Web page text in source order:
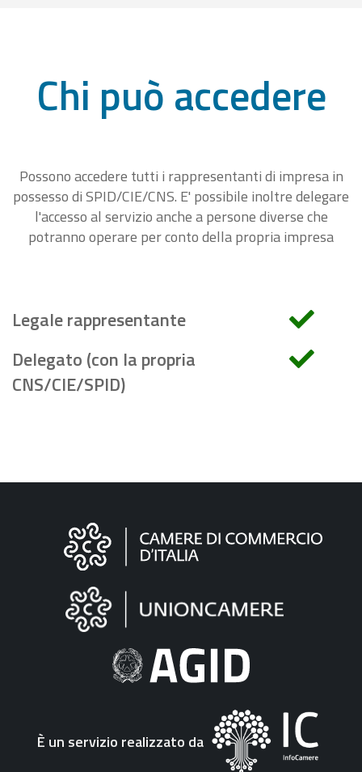
Chi può accedere
Possono accedere tutti i rappresentanti di impresa in
possesso di SPID/CIE/CNS. E' possibile inoltre delegare
l'accesso al servizio anche a persone diverse che
potranno operare per conto della propria impresa
Legale rappresentante
Delegato (con la propria
CNS/CIE/SPID)
Informazioni
"Fattura
Elettronica"
È un servizio realizzato da